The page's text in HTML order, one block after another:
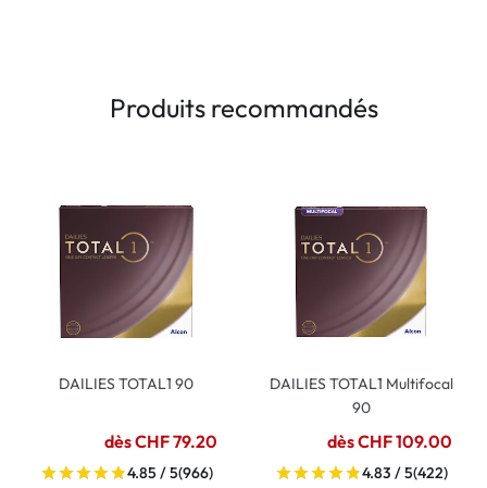
Produits recommandés
DAILIES TOTAL1 90
dès CHF 79.20
4.85 / 5(966)
DAILIES TOTAL1 Multifocal
90
dès CHF 109.00
4.83 / 5(422)